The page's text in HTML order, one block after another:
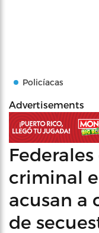
Policíacas
Advertisements
criminal
acusan a
de